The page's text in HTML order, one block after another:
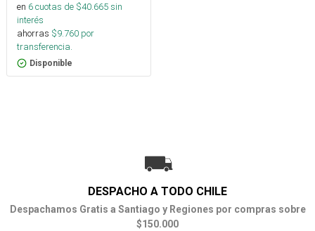
en 6cuotas de $40.665sin
interés
ahorras $9.760 por
transferencia.
Disponible
DESPACHO A TODO CHILE
Despachamos Gratis a Santiago y Regiones por compras sobre
$150.000